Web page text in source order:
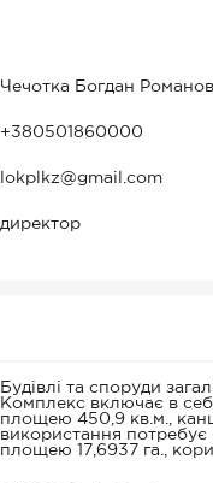
Чечотка Богдан
+380501860000
lokplkz@gmail.com
директор
Будівлі та споруди
Комплекс включає в
площею 450,9 кв.м.,
використання потребує
площею 17,6937 га.,